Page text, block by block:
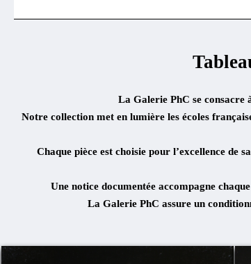
La Galerie PhC se consacre
Notre collection met en lumière les écoles
Chaque pièce est choisie pour l’excellence
Une notice documentée accompagne
La Galerie PhC assure un